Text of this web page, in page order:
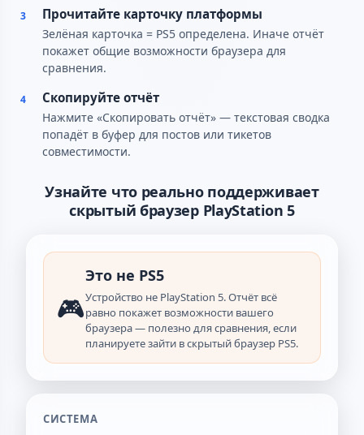
3 Прочитайте карточку платформы
Зелёная карточка = PS5 определена. Иначе отчёт
покажет общие возможности браузера для
сравнения.
4 Скопируйте отчёт
Нажмите «Скопировать отчёт» — текстовая сводка
попадёт в буфер для постов или тикетов
совместимости.
Узнайте что реально поддерживает
скрытый браузер PlayStation 5
🎮
Это не PS5
Устройство не PlayStation 5. Отчёт всё
равно покажет возможности вашего
браузера — полезно для сравнения, если
планируете зайти в скрытый браузер PS5.
СИСТЕМА